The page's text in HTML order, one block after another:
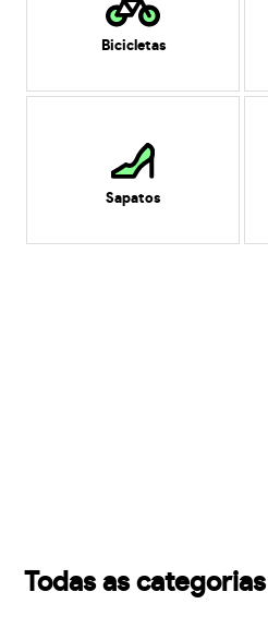
Bicicletas
Sapatos
Todas as categorias